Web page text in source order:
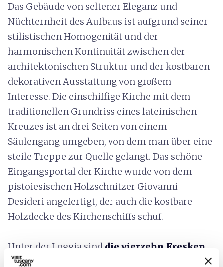
Das Gebäude von seltener Eleganz und
Nüchternheit des Aufbaus ist aufgrund seiner
stilistischen Homogenität und der
harmonischen Kontinuität zwischen der
architektonischen Struktur und der kostbaren
dekorativen Ausstattung von großem
Interesse. Die einschiffige Kirche mit dem
traditionellen Grundriss eines lateinischen
Kreuzes ist an drei Seiten von einem
Säulengang umgeben, von dem man über eine
steile Treppe zur Quelle gelangt. Das schöne
Eingangsportal der Kirche wurde von dem
pistoiesischen Holzschnitzer Giovanni
Desideri angefertigt, der auch die kostbare
Holzdecke des Kirchenschiffs schuf.
Unter der Loggia sind die vierzehn Fresken
zu sehen, die zwischen 1630 und 1633 von dem